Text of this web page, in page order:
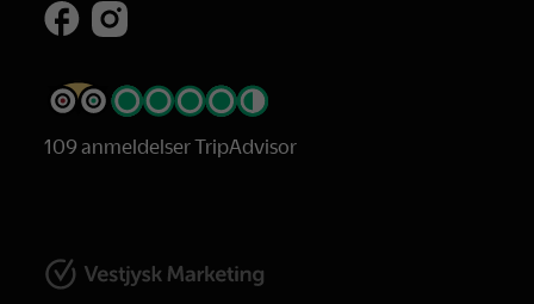
109 anmeldelser TripAdvisor